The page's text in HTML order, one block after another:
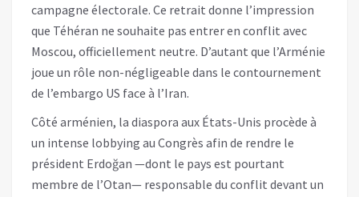
campagne électorale. Ce retrait donne l’impression
que Téhéran ne souhaite pas entrer en conflit avec
Moscou, officiellement neutre. D’autant que l’Arménie
joue un rôle non-négligeable dans le contournement
de l’embargo US face à l’Iran.
Côté arménien, la diaspora aux États-Unis procède à
un intense lobbying au Congrès afin de rendre le
président Erdoğan —dont le pays est pourtant
membre de l’Otan— responsable du conflit devant un